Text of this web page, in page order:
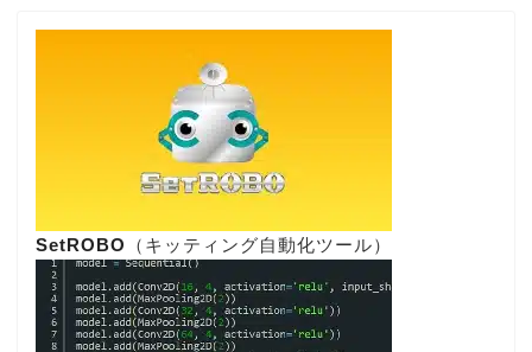
SetROBO （キッティング自動化ツール）